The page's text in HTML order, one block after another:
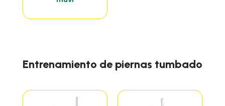
Entrenamiento de piernas tumbado